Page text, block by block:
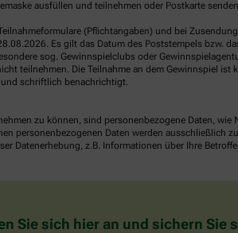
ausfüllen und teilnehmen oder Postkarte
(Pflichtangaben) und bei
Es gilt das Datum des Poststempels bzw.
sog. Gewinnspielclubs oder
teilnehmen. Die Teilnahme an dem Gewinnspiel
schriftlich benachrichtigt.
zu können, sind personenbezogene Daten,
personenbezogenen Daten werden ausschließlich
Datenerhebung, z.B. Informationen über Ihre
Sie sich hier an und sichern Sie